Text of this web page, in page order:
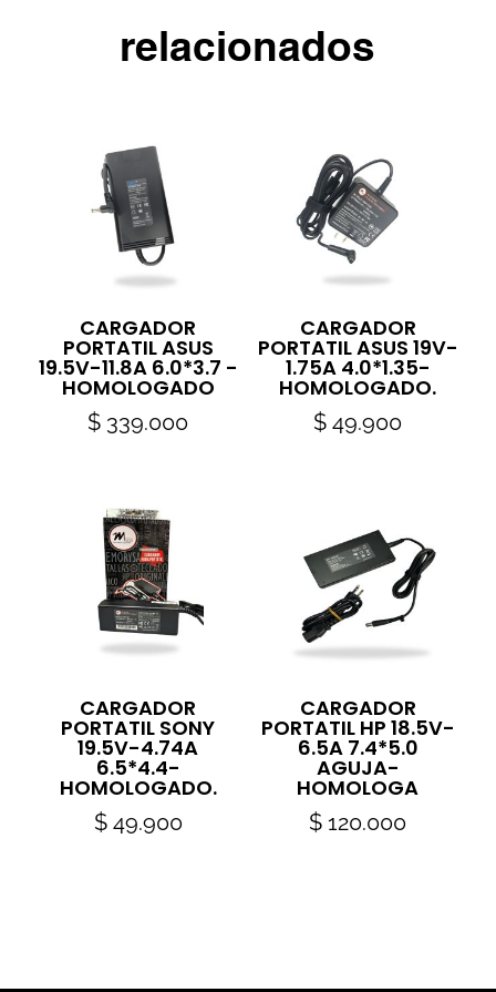
relacionados
CARGADOR
PORTATIL ASUS
19.5V-11.8A 6.0*3.7 -
HOMOLOGADO
$ 339.000
CARGADOR
PORTATIL ASUS 19V-
1.75A 4.0*1.35-
HOMOLOGADO.
$ 49.900
CARGADOR
PORTATIL SONY
19.5V-4.74A
6.5*4.4-
HOMOLOGADO.
$49.900
CARGADOR
PORTATIL HP 18.5V-
6.5A 7.4*5.0
AGUJA-
HOMOLOGA
$ 120.000